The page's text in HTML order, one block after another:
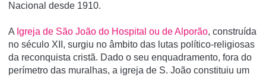
Nacional desde 1910.
A Igreja de São João do Hospital ou de Alporão, construída
no século XII, surgiu no âmbito das lutas político-religiosas
da reconquista cristã. Dado o seu enquadramento, fora do
perímetro das muralhas, a igreja de S. João constituiu um